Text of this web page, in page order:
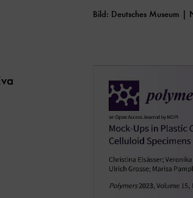
Bild: Deutsches Museum |